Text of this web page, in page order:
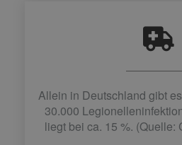
Allein in Deutschland gibt
30.000
liegt bei ca. 15 %. (Quelle: